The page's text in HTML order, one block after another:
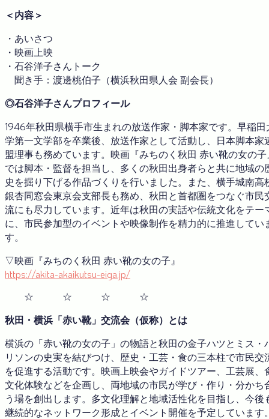
＜内容＞
・あいさつ
・映画上映
・石谷洋子さんトーク
聞き手：渡邊桃伯子（横浜秋田県人会 副会長）
◎石谷洋子さんプロフィール
1946年秋田県横手市生まれの放送作家・脚本家です。早稲田
学第一文学部を卒業後、放送作家として活動し、日本脚本家
盟理事も務めています。映画『みちのく秋田 赤い靴の女の子
では脚本・監督を担当し、多くの秋田出身者らと共に地域の
史を掘り下げる作品づくりを行いました。また、横手城南高
銀杏同窓会東京会支部長も務め、秋田と首都圏をつなぐ市民
流にも尽力しています。近年は秋田の実話や伝統文化をテー
に、市民参加型のイベントや映像制作を精力的に推進してい
す。
▽映画『みちのく秋田 赤い靴の女の子』
https://akita-akaikutsu-eiga.jp/
☆ ☆ ☆ ☆
秋田・横浜「赤い靴」交流会（仮称）とは
横浜の「赤い靴の女の子」の物語と秋田の金子ハツとミス・
リソンの史実を結びつけ、歴史・工芸・食の三本柱で市民交
を促進する活動です。映画上映会やガイドツアー、工芸展、
文化体験などを企画し、両地域の市民が学び・作り・分かち
う場を創出します。多文化理解と地域活性化を目指し、今後
継続的なネットワーク形成とイベント開催を予定しています